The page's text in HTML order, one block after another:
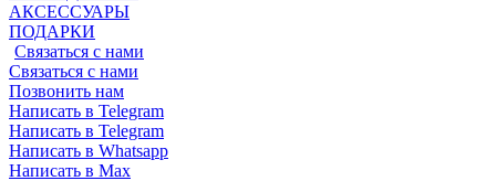
АКСЕССУАРЫ
ПОДАРКИ
Связаться с нами
Связаться с нами
Позвонить нам
Написать в Telegram
Написать в Telegram
Написать в Whatsapp
Написать в Max